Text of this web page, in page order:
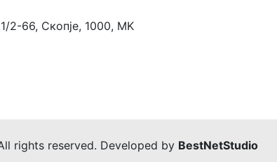
2-66, Скопје, 1000, MK
rights reserved. Developed by BestNetStudio